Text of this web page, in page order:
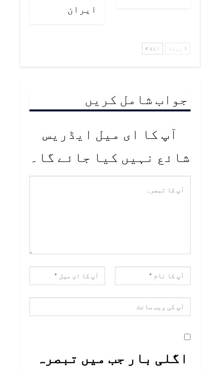
ايران
پچھلا اگلا
جواب شامل کریں
آپ کا ای میل ایڈریس
شائع نہیں کیا جائے گا۔
اگلی بار جب میں تبصرہ